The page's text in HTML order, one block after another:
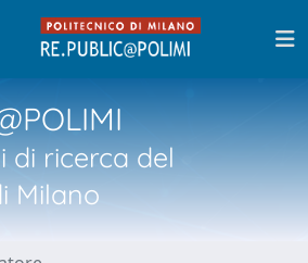
di ricerca del
Milano